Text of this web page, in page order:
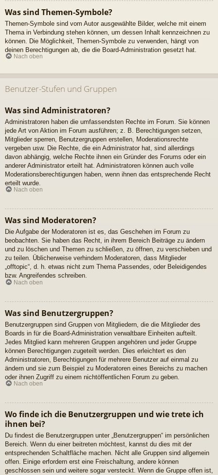
Was sind Themen-Symbole?
Themen-Symbole sind vom Autor ausgewählte Bilder, welche mit einem
Thema in Verbindung stehen können, um dessen Inhalt kennzeichnen zu
können. Die Möglichkeit, Themen-Symbole zu verwenden, hängt von
deinen Berechtigungen ab, die die Board-Administration gesetzt hat.
Nach oben
Benutzer-Stufen und Gruppen
Was sind Administratoren?
Administratoren haben die umfassendsten Rechte im Forum. Sie können
jede Art von Aktion im Forum ausführen; z. B. Berechtigungen setzen,
Mitglieder sperren, Benutzergruppen erstellen, Moderationsrechte
vergeben usw. Die Rechte, die ein Administrator hat, sind allerdings
davon abhängig, welche Rechte ihnen ein Gründer des Forums oder ein
anderer Administrator erteilt hat. Administratoren können auch volle
Moderationsberechtigungen haben, wenn ihnen das entsprechende Recht
erteilt wurde.
Nach oben
Was sind Moderatoren?
Die Aufgabe der Moderatoren ist es, das Geschehen im Forum zu
beobachten. Sie haben das Recht, in ihrem Bereich Beiträge zu ändern
und zu löschen und Themen zu schließen, zu öffnen, zu verschieben und
zu teilen. Üblicherweise verhindern Moderatoren, dass Mitglieder
„offtopic“, d. h. etwas nicht zum Thema Passendes, oder Beleidigendes
bzw. Angreifendes schreiben.
Nach oben
Was sind Benutzergruppen?
Benutzergruppen sind Gruppen von Mitgliedern, die die Mitglieder des
Boards in für die Board-Administration verwaltbare Einheiten aufteilt.
Jedes Mitglied kann mehreren Gruppen angehören und jeder Gruppe
können Berechtigungen zugeteilt werden. Dies erleichtert es den
Administratoren, Berechtigungen für mehrere Benutzer auf einmal zu
ändern und sie zum Beispiel zu Moderatoren eines Bereichs zu machen
oder ihnen Zugriff zu einem nichtöffentlichen Forum zu geben.
Nach oben
Wo finde ich die Benutzergruppen und wie trete ich
ihnen bei?
Du findest die Benutzergruppen unter „Benutzergruppen“ im persönlichen
Bereich. Wenn du einer beitreten möchtest, kannst du dies mit der
entsprechenden Schaltfläche machen. Nicht alle Gruppen sind allgemein
offen. Einige erfordern erst eine Freischaltung, andere können
geschlossen sein und weitere sogar versteckt. Wenn die Gruppe offen ist,